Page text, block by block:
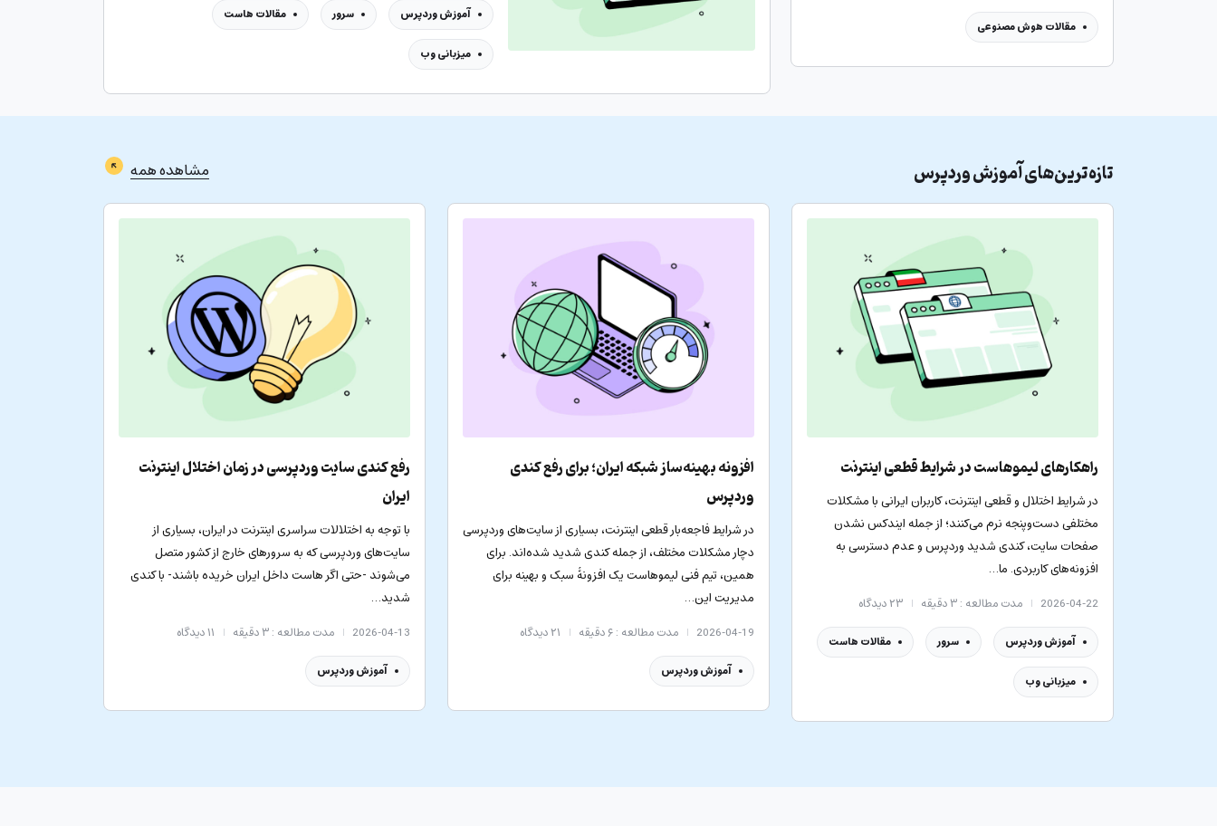
مقالات هوش مصنوعی
آموزش وردپرس سرور مقالات هاست
میزبانی وب
تازه‌ترین‌هایآموزش وردپرس مشاهده همه
راهکارهای لیموهاست در شرایط قطعی اینترنت
در شرایط اختلال و قطعی اینترنت، کاربران ایرانی با مشکلات
مختلفی دست‌وپنجه نرم می‌کنند؛ از جمله ایندکس نشدن
صفحات سایت، کندی شدید وردپرس و عدم دسترسی به
افزونه‌های کاربردی. ما…
2026-04-22 مدت مطالعه : ۳ دقیقه ۲۳دیدگاه
آموزش وردپرس سرور مقالات هاست
میزبانی وب
افزونه بهینه‌ساز شبکه ایران؛ برای رفع کندی
وردپرس
در شرایط فاجعه‌بار قطعی اینترنت، بسیاری از سایت‌های وردپرسی
دچار مشکلات مختلف، از جمله کندی شدید شده‌اند. برای
همین، تیم فنی لیموهاست یک افزونۀ سبک و بهینه برای
مدیریت این…
2026-04-19 مدت مطالعه : ۶ دقیقه ۲۱دیدگاه
آموزش وردپرس
رفع کندی سایت وردپرسی در زمان اختلال اینترنت
ایران
با توجه به اختلالات سراسری اینترنت در ایران، بسیاری از
سایت‌های وردپرسی که به سرورهای خارج از کشور متصل
می‌شوند -حتی اگر هاست داخل ایران خریده باشند- با کندی
شدید…
2026-04-13 مدت مطالعه : ۳ دقیقه ۱۱دیدگاه
آموزش وردپرس